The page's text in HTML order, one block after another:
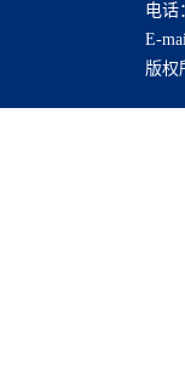
电话
E-
版权